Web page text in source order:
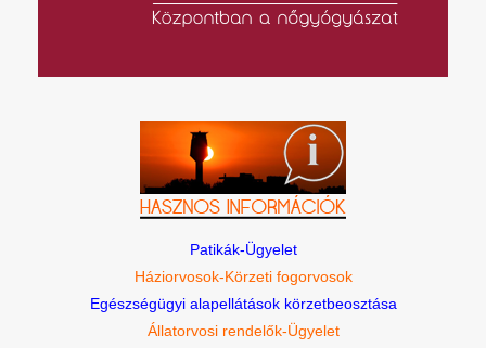
Patikák-Ügyelet
Háziorvosok-Körzeti fogorvosok
Egészségügyi alapellátások körzetbeosztása
Állatorvosi rendelők-Ügyelet